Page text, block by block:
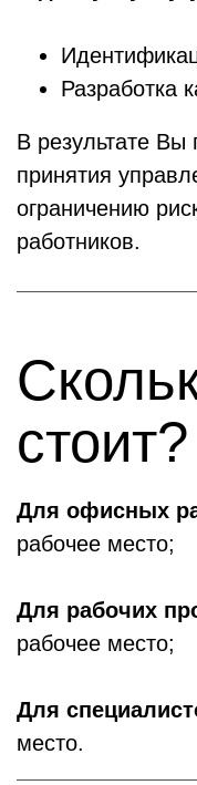
Разработка
В результате Вы
принятия
ограничению
работников.
стоит?
Для офисных
рабочее место;
Для рабочих
рабочее место;
Для
место.